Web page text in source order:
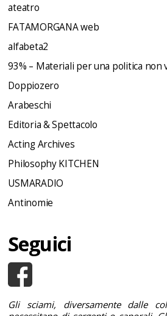
ateatro
FATAMORGANA web
alfabeta2
93% – Materiali per una politica non
Doppiozero
Arabeschi
Editoria & Spettacolo
Acting Archives
Philosophy KITCHEN
USMARADIO
Antinomie
Seguici
Gli sciami, diversamente dalle